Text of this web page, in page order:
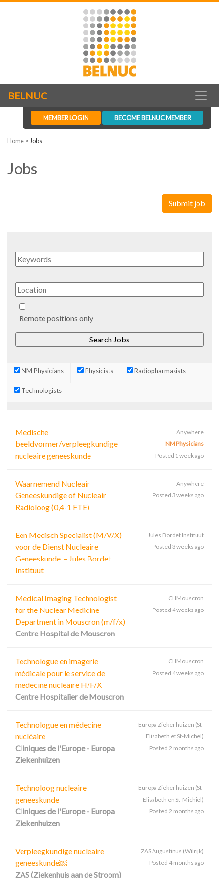
BELNUC
MEMBER LOGIN BECOME BELNUC MEMBER
Home > Jobs
Jobs
Submit job
Remote positions only
NM Physicians Physicists Radiopharmasists
Technologists
Medische
beeldvormer/verpleegkundige
nucleaire geneeskunde
Anywhere
NM Physicians
Posted 1 week ago
Waarnemend Nucleair
Geneeskundige of Nucleair
Radioloog (0,4-1 FTE)
Anywhere
Posted 3 weeks ago
Een Medisch Specialist (M/V/X)
voor de Dienst Nucleaire
Geneeskunde. – Jules Bordet
Instituut
Jules Bordet Instituut
Posted 3 weeks ago
Medical Imaging Technologist
for the Nuclear Medicine
Department in Mouscron (m/f/x)
Centre Hospital de Mouscron
CHMouscron
Posted 4 weeks ago
Technologue en imagerie
médicale pour le service de
médecine nucléaire H/F/X
Centre Hospitalier de Mouscron
CHMouscron
Posted 4 weeks ago
Technologue en médecine
nucléaire
Cliniques de l'Europe - Europa
Ziekenhuizen
Europa Ziekenhuizen (St-
Elisabeth et St-Michel)
Posted 2 months ago
Technoloog nucleaire
geneeskunde
Cliniques de l'Europe - Europa
Ziekenhuizen
Europa Ziekenhuizen (St-
Elisabeth en St-Michiel)
Posted 2 months ago
Verpleegkundige nucleaire
geneeskunde￼
ZAS (Ziekenhuis aan de Stroom)
ZAS Augustinus (Wilrijk)
Posted 4 months ago